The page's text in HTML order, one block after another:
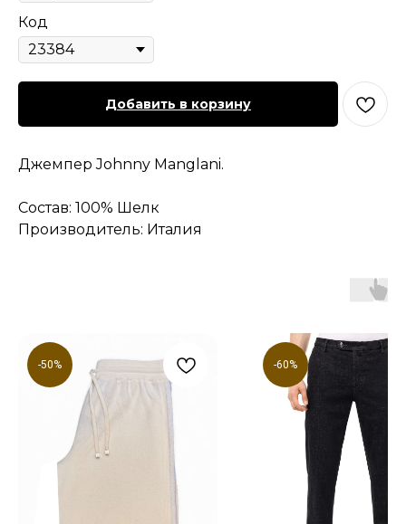
Код
Добавить в корзину
Джемпер Johnny Manglani.
Состав: 100% Шелк
Производитель: Италия
-50% -60%